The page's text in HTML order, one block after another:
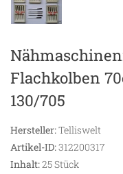
Flachkolben
130/705
Hersteller:Telliswelt
Artikel-ID:312200317
Inhalt:25Stück